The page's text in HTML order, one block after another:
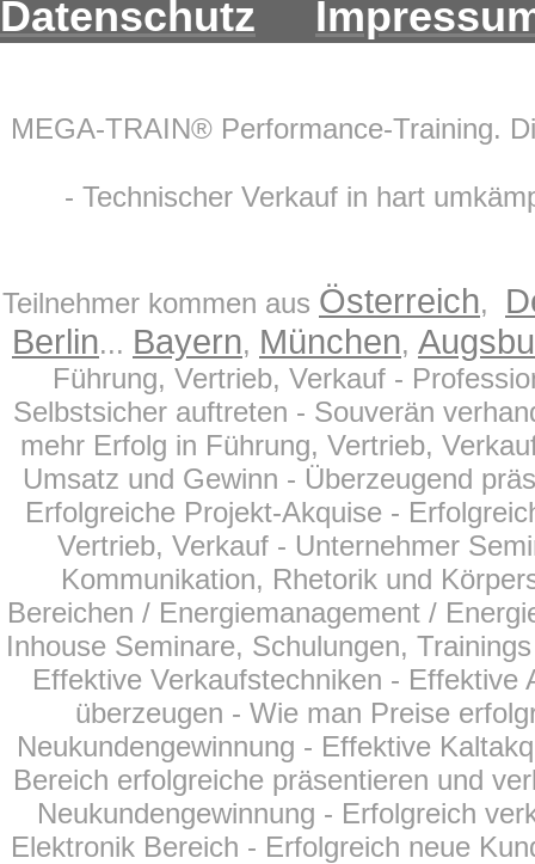
Datenschutz
MEGA-TRAIN® Performance-Training.
- Technischer Verkauf in hart
Teilnehmer kommen aus Österreich,
Berlin... Bayern, München,
Führung, Vertrieb, Verkauf -
Selbstsicher auftreten - Souverän
mehr Erfolg in Führung, Vertrieb,
Umsatz und Gewinn - Überzeugend
Erfolgreiche Projekt-Akquise -
Vertrieb, Verkauf - Unternehmer
Kommunikation, Rhetorik und
Bereichen / Energiemanagement /
Inhouse Seminare, Schulungen,
Effektive Verkaufstechniken -
überzeugen - Wie man Preise
Neukundengewinnung - Effektive
Bereich erfolgreiche präsentieren und
Neukundengewinnung - Erfolgreich
Elektronik Bereich - Erfolgreich neue